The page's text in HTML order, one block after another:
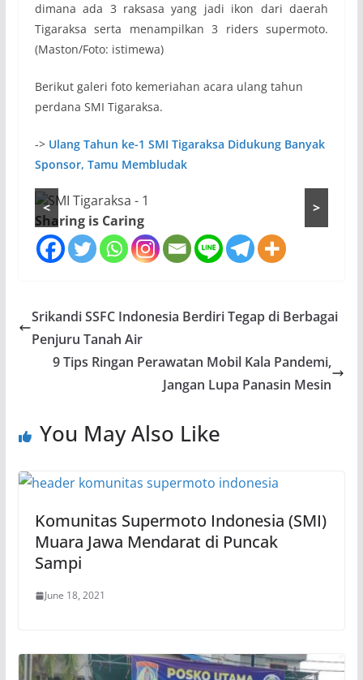
dimana ada 3 raksasa yang jadi ikon dari daerah
Tigaraksa serta menampilkan 3 riders supermoto.
(Maston/Foto: istimewa)
Berikut galeri foto kemeriahan acara ulang tahun
perdana SMI Tigaraksa.
-> Ulang Tahun ke-1 SMI Tigaraksa Didukung Banyak
Sponsor, Tamu Membludak
< >
Sharing is Caring
Srikandi SSFC Indonesia Berdiri Tegap di Berbagai
Penjuru Tanah Air
9 Tips Ringan Perawatan Mobil Kala Pandemi,
Jangan Lupa Panasin Mesin
You May Also Like
Komunitas Supermoto Indonesia (SMI)
Muara Jawa Mendarat di Puncak
Sampi
June 18, 2021